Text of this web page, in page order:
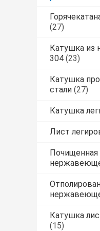
(27)
Катушка из
304 (23)
Катушка
стали (27)
Катушка
Лист
Почищенная
Катушка
(15)